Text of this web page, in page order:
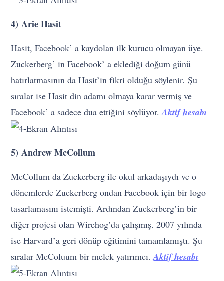
4) Arie Hasit
Hasit, Facebook’ a kaydolan ilk kurucu olmayan üye.
Zuckerberg’ in Facebook’ a eklediği doğum günü
hatırlatmasının da Hasit’in fikri olduğu söylenir. Şu
sıralar ise Hasit din adamı olmaya karar vermiş ve
Facebook’ a sadece dua ettiğini söylüyor.Aktif hesabı
5) Andrew McCollum
McCollum da Zuckerberg ile okul arkadaşıydı ve o
dönemlerde Zuckerberg ondan Facebook için bir logo
tasarlamasını istemişti. Ardından Zuckerberg’in bir
diğer projesi olan Wirehog’da çalışmış. 2007 yılında
ise Harvard’a geri dönüp eğitimini tamamlamıştı. Şu
sıralar McColuum bir melek yatırımcı.Aktif hesabı